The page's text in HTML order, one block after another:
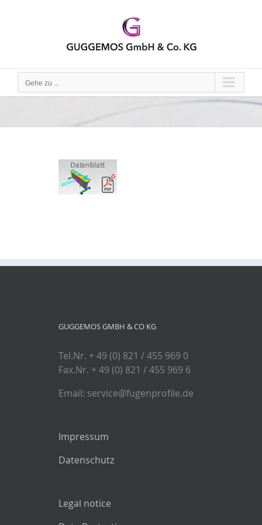
Gehe zu ...
GUGGEMOS GMBH & CO KG
Tel.Nr. + 49 (0) 821 / 455 969 0
Fax.Nr. + 49 (0) 821 / 455 969 6
Email: service@fugenprofile.de
Impressum
Datenschutz
Legal notice